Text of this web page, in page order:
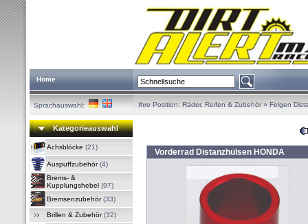
Home
Sprachauswahl: Ihre Position: Räder, Reifen & Zubehör» Felgen
Kategorieauswahl
Achsblöcke (21)
Auspuffzubehör(4)
Brems- &
Kupplungshebel (97)
Bremsenzubehör(33)
Brillen & Zubehör(32)
Vorderrad Distanzhülsen HONDA